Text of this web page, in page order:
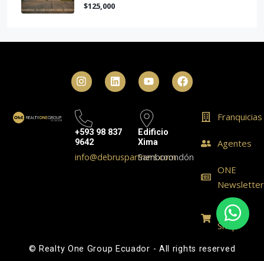
$125,000
+593 98 837
9642
info@debruspartners.com
Edificio
Xima
Samborondón
Franquicias
Agentes
ONE
Newsletter
ONE
Shop
© Realty One Group Ecuador - All rights reserved